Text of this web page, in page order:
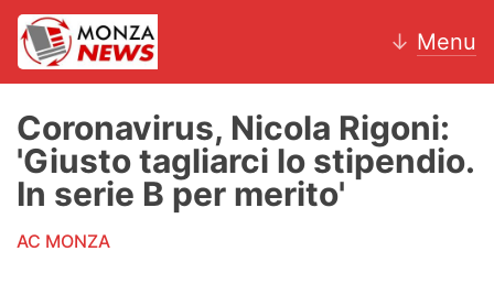
↓ Menu
News
AC Monza
Coronavirus, Nicola Rigoni:
'Giusto tagliarci lo stipendio.
In serie B per merito'
AC MONZA